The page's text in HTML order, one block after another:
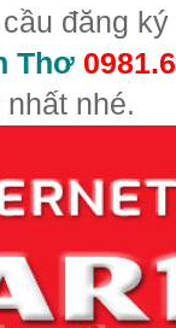
đăng
Thơ
nhé.